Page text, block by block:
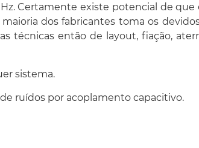
Certamente existe potencial de que
dos fabricantes toma os
técnicas então de layout, fiação,
sistema.
ruídos por acoplamento capacitivo.